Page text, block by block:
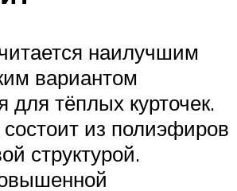
наилучшим
вариантом
для тёплых курточек.
из полиэфиров
структурой.